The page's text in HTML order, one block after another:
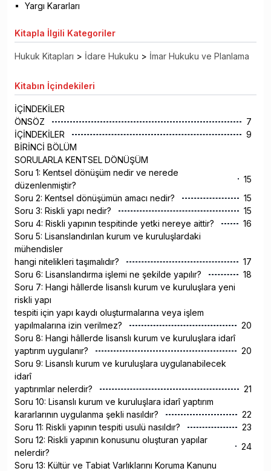
Yargı Kararları
Kitapla İlgili Kategoriler
Hukuk Kitapları > İdare Hukuku > İmar Hukuku ve Planlama
Kitabın İçindekileri
İÇİNDEKİLER
ÖNSÖZ
7
İÇİNDEKİLER
9
BİRİNCİ BÖLÜM
SORULARLA KENTSEL DÖNÜŞÜM
Soru 1: Kentsel dönüşüm nedir ve nerede
düzenlenmiştir?
15
Soru 2: Kentsel dönüşümün amacı nedir?
15
Soru 3: Riskli yapı nedir?
15
Soru 4: Riskli yapının tespitinde yetki nereye aittir?
16
Soru 5: Lisanslandırılan kurum ve kuruluşlardaki
mühendisler
hangi nitelikleri taşımalıdır?
17
Soru 6: Lisanslandırma işlemi ne şekilde yapılır?
18
Soru 7: Hangi hâllerde lisanslı kurum ve kuruluşlara yeni
riskli yapı
tespiti için yapı kaydı oluşturmalarına veya işlem
yapılmalarına izin verilmez?
20
Soru 8: Hangi hâllerde lisanslı kurum ve kuruluşlara idarî
yaptırım uygulanır?
20
Soru 9: Lisanslı kurum ve kuruluşlara uygulanabilecek
idarî
yaptırımlar nelerdir?
21
Soru 10: Lisanslı kurum ve kuruluşlara idarî yaptırım
kararlarının uygulanma şekli nasıldır?
22
Soru 11: Riskli yapının tespiti usulü nasıldır?
23
Soru 12: Riskli yapının konusunu oluşturan yapılar
nelerdir?
24
Soru 13: Kültür ve Tabiat Varlıklarını Koruma Kanunu